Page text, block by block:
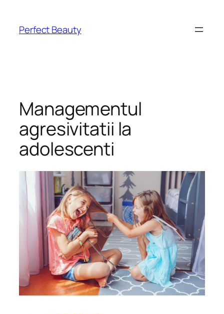
content
Perfect Beauty
Managementul
agresivitatii la
adolescenti